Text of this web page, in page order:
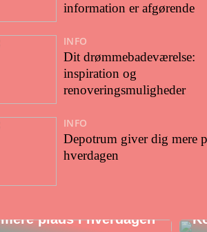
information er afgørende
INFO
Dit drømmebadeværelse:
inspiration og
renoveringsmuligheder
INFO
Depotrum giver dig mere
hverdagen
mere plads i hverdagen